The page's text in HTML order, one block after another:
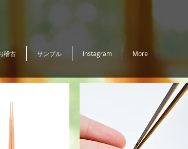
稽古 サンプル Instagram More